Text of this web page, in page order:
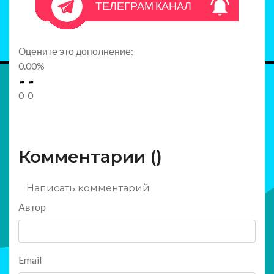
ТЕЛЕГРАМ КАНАЛ
Оцените это дополнение:
0.00%
0 0
Комментарии ()
Написать комментарий
Автор
Email